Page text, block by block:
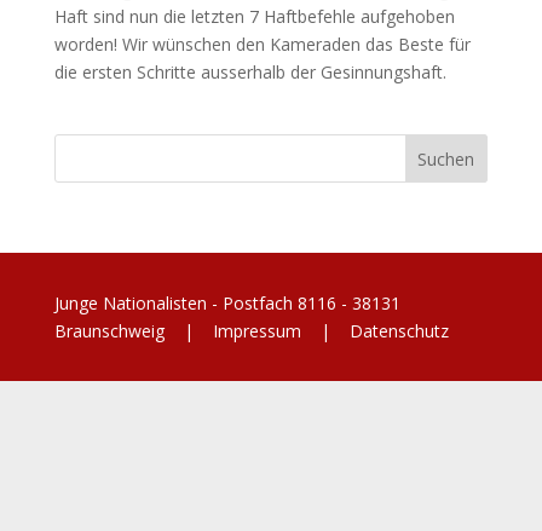
Haft sind nun die letzten 7 Haftbefehle aufgehoben
worden! Wir wünschen den Kameraden das Beste für
die ersten Schritte ausserhalb der Gesinnungshaft.
Junge Nationalisten - Postfach 8116 - 38131
Braunschweig | Impressum | Datenschutz